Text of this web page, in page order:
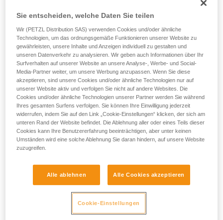
noch andere Techniken, die hier nicht
beschrieben werden.
Sie entscheiden, welche Daten Sie teilen
Wir (PETZL Distribution SAS) verwenden Cookies und/oder ähnliche
Technologien, um das ordnungsgemäße Funktionieren unserer Website zu
gewährleisten, unsere Inhalte und Anzeigen individuell zu gestalten und
unseren Datenverkehr zu analysieren. Wir geben auch Informationen über Ihr
Surfverhalten auf unserer Website an unsere Analyse-, Werbe- und Social-
Media-Partner weiter, um unsere Werbung anzupassen. Wenn Sie diese
akzeptieren, sind unsere Cookies und/oder ähnliche Technologien nur auf
unserer Website aktiv und verfolgen Sie nicht auf andere Websites. Die
Cookies und/oder ähnliche Technologien unserer Partner werden Sie während
Ihres gesamten Surfens verfolgen. Sie können Ihre Einwilligung jederzeit
widerrufen, indem Sie auf den Link „Cookie-Einstellungen“ klicken, der sich am
unteren Rand der Website befindet. Die Ablehnung aller oder eines Teils dieser
Cookies kann Ihre Benutzererfahrung beeinträchtigen, aber unter keinen
Umständen wird eine solche Ablehnung Sie daran hindern, auf unsere Website
zuzugreifen.
Alle ablehnen Alle Cookies akzeptieren
Cookie-Einstellungen